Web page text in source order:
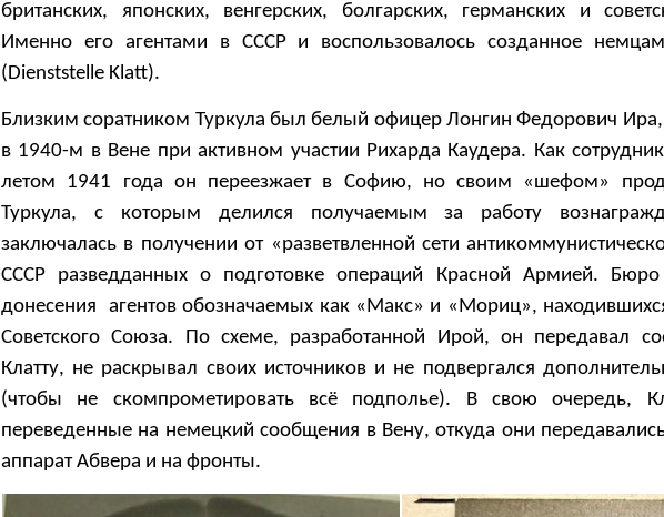
британских, японских, венгерских, болгарских, германских и
Именно его агентами в СССР и воспользовалось созданное
(Dienststelle Klatt).
Близким соратником Туркула был белый офицер Лонгин Федорович
в 1940-м в Вене при активном участии Рихарда Каудера. Как
летом 1941 года он переезжает в Софию, но своим «шефом»
Туркула, с которым делился получаемым за работу
заключалась в получении от «разветвленной сети
СССР разведданных о подготовке операций Красной Армией. Бюро
донесения агентов обозначаемых как «Макс» и «Мориц»,
Советского Союза. По схеме, разработанной Ирой, он передавал
Клатту, не раскрывал своих источников и не подвергался
(чтобы не скомпрометировать всё подполье). В свою очередь,
переведенные на немецкий сообщения в Вену, откуда они
аппарат Абвера и на фронты.